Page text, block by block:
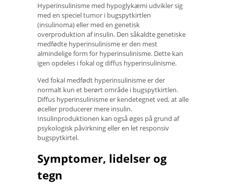
Hyperinsulinisme med hypoglykæmi udvikler sig
med en speciel tumor i bugspytkirtlen
(insulinoma) eller med en genetisk
overproduktion af insulin. Den såkaldte genetiske
medfødte hyperinsulinisme er den mest
almindelige form for hyperinsulinisme. Dette kan
igen opdeles i fokal og diffus hyperinsulinisme.
Ved fokal medfødt hyperinsulinisme er der
normalt kun et berørt område i bugspytkirtlen.
Diffus hyperinsulinisme er kendetegnet ved, at alle
øceller producerer mere insulin.
Insulinproduktionen kan også øges på grund af
psykologisk påvirkning eller en let responsiv
bugspytkirtel.
Symptomer, lidelser og
tegn